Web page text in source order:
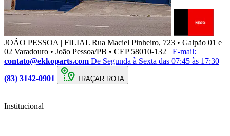
JOÃO PESSOA | FILIAL Rua Maciel Pinheiro, 723 • Galpão 01 e
02 Varadouro • João Pessoa/PB • CEP 58010-132
E-mail:
contato@ekkoparts.com De Segunda à Sexta das 07:45 às 17:30
(83) 3142-0901
TRAÇAR ROTA
Institucional